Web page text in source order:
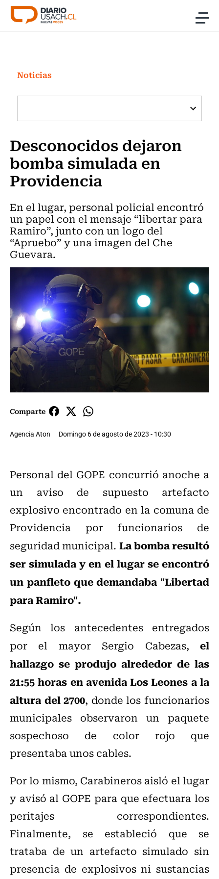
Click acá para ir directamente al contenido
Investigación
Cultura
Programas Radio y TV Usach
Noticias
Desconocidos dejaron
bomba simulada en
Providencia
En el lugar, personal policial encontró
un papel con el mensaje “libertar para
Ramiro”, junto con un logo del
“Apruebo” y una imagen del Che
Guevara.
Comparte
Agencia Aton Domingo 6 de agosto de 2023 - 10:30
Personal del GOPE concurrió anoche a
un aviso de supuesto artefacto
explosivo encontrado en la comuna de
Providencia por funcionarios de
seguridad municipal. La bomba resultó
ser simulada y en el lugar se encontró
un panfleto que demandaba "Libertad
para Ramiro".
Según los antecedentes entregados
por el mayor Sergio Cabezas, el
hallazgo se produjo alrededor de las
21:55 horas en avenida Los Leones a la
altura del 2700, donde los funcionarios
municipales observaron un paquete
sospechoso de color rojo que
presentaba unos cables.
Por lo mismo, Carabineros aisló el lugar
y avisó al GOPE para que efectuara los
peritajes correspondientes.
Finalmente, se estableció que se
trataba de un artefacto simulado sin
presencia de explosivos ni sustancias